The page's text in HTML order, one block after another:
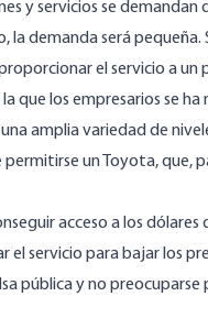
y servicios se
demanda será pequeña.
el servicio a
que los empresarios se
amplia variedad de
un Toyota, que,
acceso a los
servicio para bajar los
pública y no preocuparse